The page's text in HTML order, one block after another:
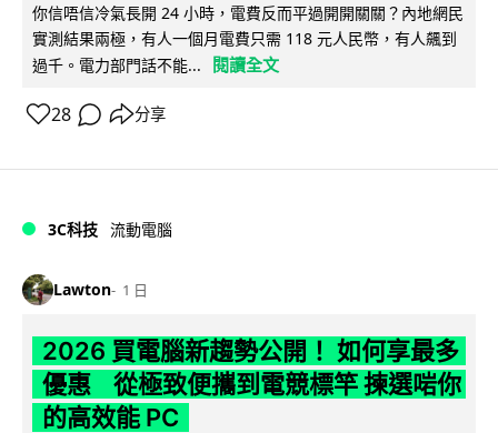
你信唔信冷氣長開 24 小時，電費反而平過開開關關？內地網民
實測結果兩極，有人一個月電費只需 118 元人民幣，有人飆到
過千。電力部門話不能...
閱讀全文
28 分享
3C科技 流動電腦
Lawton 1 日
2026 買電腦新趨勢公開！ 如何享最多
優惠 從極致便攜到電競標竿 揀選啱你
的高效能 PC